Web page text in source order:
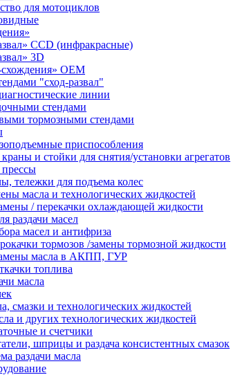
для мотоциклов
CCD (инфракрасные)
3D
схождения» ОЕМ
"сход-развал"
линии
стендами
тормозными стендами
приспособления
и стойки для снятия/установки агрегатов
прессы
тележки для подъема колес
масла и технологических жидкостей
/ перекачки охлаждающей жидкости
раздачи масел
масел и антифриза
тормозов /замены тормозной жидкости
масла в АКПП, ГУР
топлива
масла
смазки и технологических жидкостей
и других технологических жидкостей
и счетчики
шприцы и раздача консистентных смазок
раздачи масла